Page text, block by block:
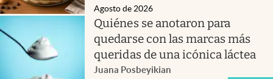
Agosto de 2026
Quiénes se anotaron para
quedarse con las marcas más
queridas de una icónica láctea
Juana Posbeyikian